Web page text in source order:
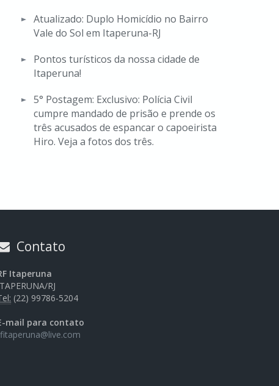
Atualizado: Duplo Homicídio no Bairro
Vale do Sol em Itaperuna-RJ
Pontos turísticos da nossa cidade de
Itaperuna!
5° Postagem: Exclusivo: Polícia Civil
cumpre mandado de prisão e prende os
três acusados de espancar o capoeirista
Hiro. Veja a fotos dos três.
Contato
Itaperuna
RJ
(22) 99786-5204
mail para contato